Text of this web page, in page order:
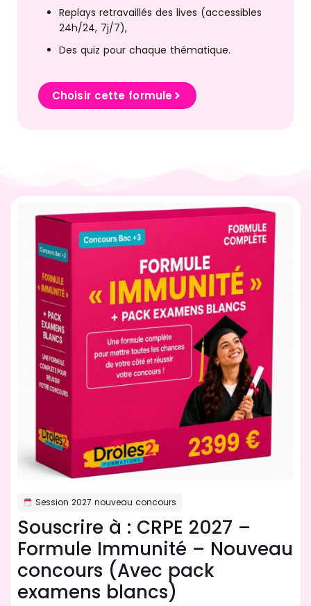
Replays retravaillés des lives (accessibles
24h/24, 7j/7),
Des quiz pour chaque thématique.
Choisir cette formule
Session 2027 nouveau concours
Souscrire à : CRPE 2027 –
Formule Immunité – Nouveau
concours (Avec pack
examens blancs)